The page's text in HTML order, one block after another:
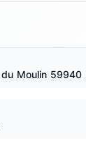
Moulin 59940